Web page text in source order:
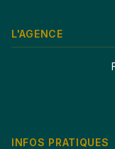
L'AGENCE
INFOS PRATIQUES